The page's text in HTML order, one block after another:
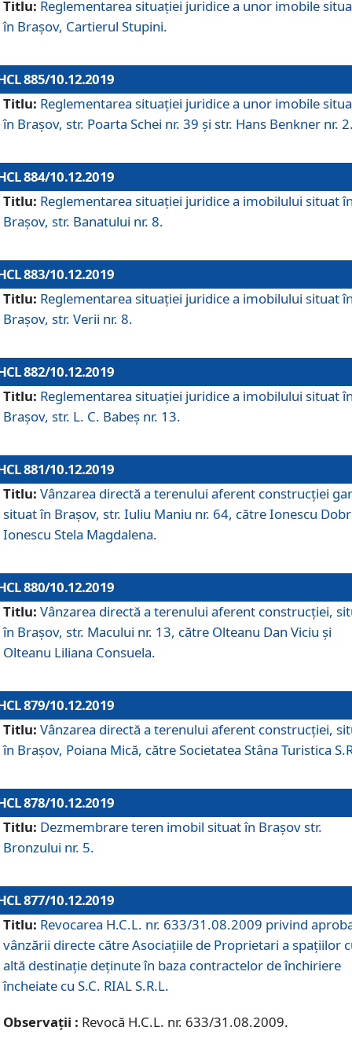
Titlu: Reglementarea situaţiei juridice a unor imobile
în Braşov, Cartierul Stupini.
885/10.12.2019
Titlu: Reglementarea situației juridice a unor imobile
în Brașov, str. Poarta Schei nr. 39 și str. Hans Benkner nr.
884/10.12.2019
Titlu: Reglementarea situației juridice a imobilului situat
Brașov, str. Banatului nr. 8.
883/10.12.2019
Titlu: Reglementarea situației juridice a imobilului situat
Brașov, str. Verii nr. 8.
882/10.12.2019
Titlu: Reglementarea situației juridice a imobilului situat
Brașov, str. L. C. Babeș nr. 13.
881/10.12.2019
Titlu: Vânzarea directă a terenului aferent construcției
situat în Brașov, str. Iuliu Maniu nr. 64, către Ionescu
Ionescu Stela Magdalena.
880/10.12.2019
Titlu: Vânzarea directă a terenului aferent construcției,
în Brașov, str. Macului nr. 13, către Olteanu Dan Viciu și
Olteanu Liliana Consuela.
879/10.12.2019
Titlu: Vânzarea directă a terenului aferent construcției,
în Brașov, Poiana Mică, către Societatea Stâna Turistica
878/10.12.2019
Titlu: Dezmembrare teren imobil situat în Brașov str.
Bronzului nr. 5.
877/10.12.2019
Titlu: Revocarea H.C.L. nr. 633/31.08.2009 privind
vânzării directe către Asociațiile de Proprietari a spațiilor
altă destinație deținute în baza contractelor de închiriere
încheiate cu S.C. RIAL S.R.L.
Observații : Revocă H.C.L. nr. 633/31.08.2009.